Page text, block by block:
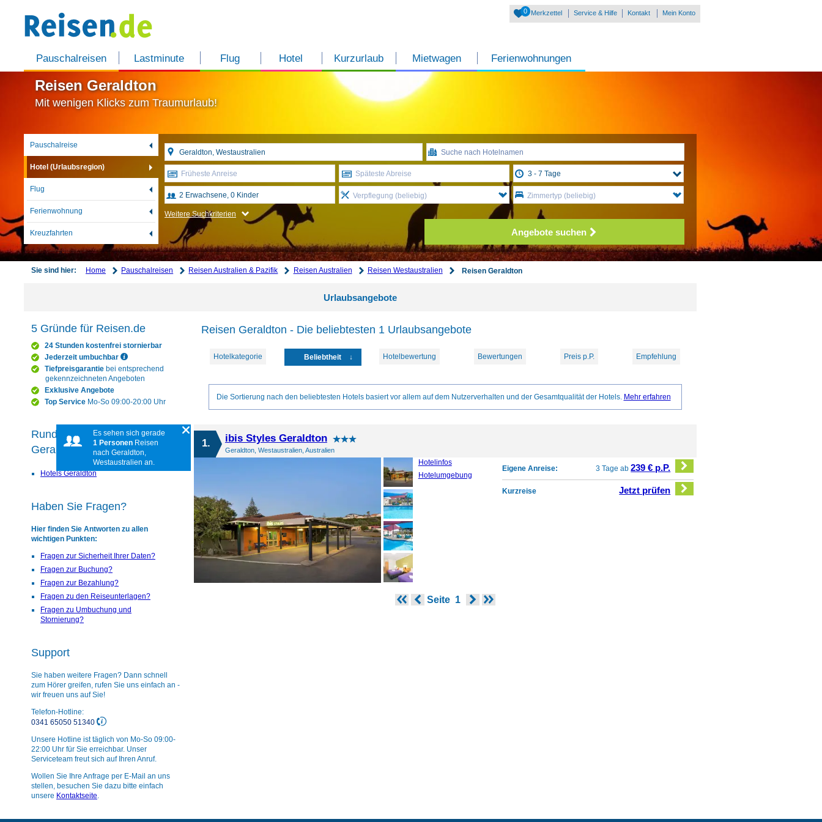
Pauschalreisen Lastminute Flug Hotel Kurzurlaub Mietwagen Ferienwohnungen
0 Merkzettel Service & Hilfe Kontakt Mein Konto
Reisen Geraldton
Mit wenigen Klicks zum Traumurlaub!
Pauschalreise
Hotel (Urlaubsregion)
Flug
Ferienwohnung
Kreuzfahrten
Früheste Anreise Späteste Abreise
Verpflegung (beliebig) Zimmertyp (beliebig)
Weitere Suchkriterien
Angebote suchen
Sie sind hier: Home Pauschalreisen Reisen Australien & Pazifik Reisen Australien Reisen Westaustralien Reisen Geraldton
Urlaubsangebote
Reisen Geraldton - Die beliebtesten 1 Urlaubsangebote
Hotelkategorie Beliebtheit Hotelbewertung Bewertungen Preis p.P. Empfehlung
Die Sortierung nach den beliebtesten Hotels basiert vor allem auf dem Nutzerverhalten und der Gesamtqualität der Hotels. Mehr erfahren
1. ibis Styles Geraldton
Geraldton, Westaustralien, Australien
Hotelinfos
Hotelumgebung
Eigene Anreise: 3 Tage ab239 € p.P.
Kurzreise Jetzt prüfen
Es sehen sich gerade
1 Personen Reisen
nach Geraldton,
Westaustralien an.
Seite 1
5 Gründe für Reisen.de
24 Stunden kostenfrei stornierbar
Jederzeit umbuchbar
Tiefpreisgarantie bei entsprechend
gekennzeichneten Angeboten
Exklusive Angebote
Top Service Mo-So 09:00-20:00 Uhr
Rund um das Reiseziel
Geraldton
Hotels Geraldton
Haben Sie Fragen?
Hier finden Sie Antworten zu allen
wichtigen Punkten:
Fragen zur Sicherheit Ihrer Daten?
Fragen zur Buchung?
Fragen zur Bezahlung?
Fragen zu den Reiseunterlagen?
Fragen zu Umbuchung und
Stornierung?
Support
Sie haben weitere Fragen? Dann schnell
zum Hörer greifen, rufen Sie uns einfach an -
wir freuen uns auf Sie!
Telefon-Hotline:
0341 65050 51340
Unsere Hotline ist täglich von Mo-So 09:00-
22:00 Uhr für Sie erreichbar. Unser
Serviceteam freut sich auf Ihren Anruf.
Wollen Sie Ihre Anfrage per E-Mail an uns
stellen, besuchen Sie dazu bitte einfach
unsere Kontaktseite.